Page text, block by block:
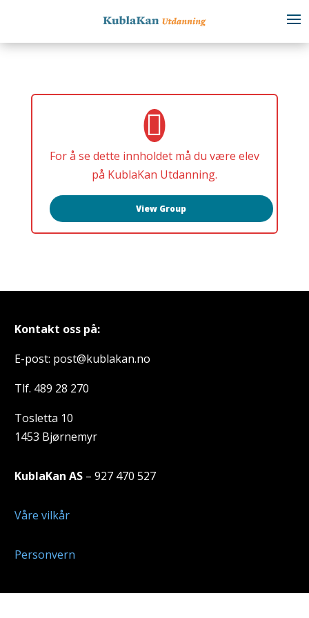
For å se dette innholdet må du være elev
på KublaKan Utdanning.
View Group
Kontakt oss på:
E-post: post@kublakan.no
Tlf. 489 28 270
Tosletta 10
1453 Bjørnemyr
KublaKan AS – 927 470 527
Våre vilkår
Personvern